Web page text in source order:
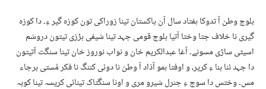
بلوچ وطن آ تدوکا ہفتاد سال آن پاکستان تینا زوراکی تون کوزہ گیر ءِ۔ دا کوزہ
گیری نا خلاف جتا وختا آتیا بلوچ قومی جہد تینا شیفی بڑزی تیتون دروشم
اسیٹی ساڑی مسونے۔ آغا عبدالکریم خان و نواب نوروز خان تینا سنگت آتیتون
دا جہد ئنا بنا ءِ کریر، و اوفتا ہمو آذاد آ وطن نا دوئی کننگ نا فکر مُستی برجاء
مس۔ وختس دا سوچ ءِ جنرل شیرو مری و اونا سنگتاک تینائی کریسہ تینا کوپہ